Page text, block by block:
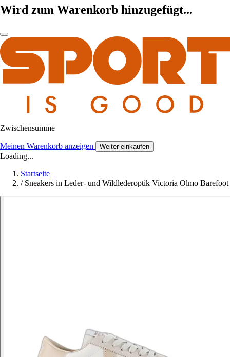
Wird zum Warenkorb hinzugefügt...
Zwischensumme
Meinen Warenkorb anzeigen Weiter einkaufen
Loading...
Startseite
/ Sneakers in Leder- und Wildlederoptik Victoria Olmo Barefoot